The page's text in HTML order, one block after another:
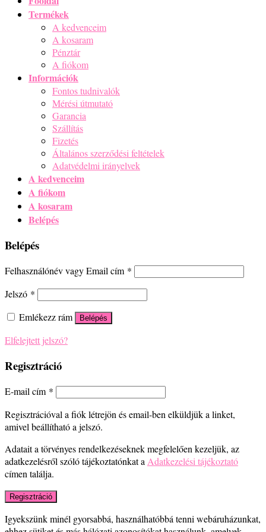
Termékek
A kedvenceim
A kosaram
Pénztár
A fiókom
Információk
Fontos tudnivalók
Mérési útmutató
Garancia
Szállítás
Fizetés
Általános szerződési feltételek
Adatvédelmi irányelvek
A kedvenceim
A fiókom
A kosaram
Belépés
Belépés
Felhasználónév vagy Email cím *
Jelszó *
Emlékezz rám
Belépés
Elfelejtett jelszó?
Regisztráció
E-mail cím *
Regisztrációval a fiók létrejön és email-ben elküldjük a linket,
amivel beállítható a jelszó.
Adatait a törvényes rendelkezéseknek megfelelően kezeljük, az
adatkezelésről szóló tájékoztatónkat a Adatkezelési tájékoztató
címen találja.
Regisztráció
Igyekszünk minél gyorsabbá, használhatóbbá tenni webáruházunkat,